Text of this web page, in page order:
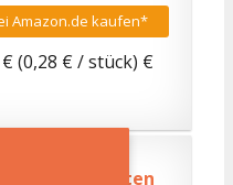
Amazon.de kaufen*
(0,28 € / stück) €